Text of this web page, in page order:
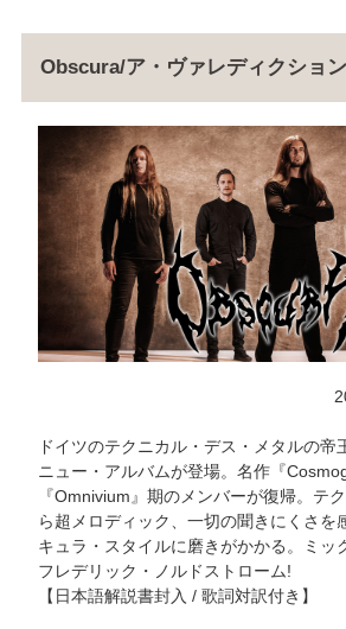
Obscura/ア・ヴァレディクション
ドイツのテクニカル・デス・メタルの帝
ニュー・アルバムが登場。名作『
『Omnivium』期のメンバーが復帰。テ
ら超メロディック、一切の聞きにくさを
キュラ・スタイルに磨きがかかる。ミッ
フレデリック・ノルドストローム!
【日本語解説書封入 / 歌詞対訳付き】